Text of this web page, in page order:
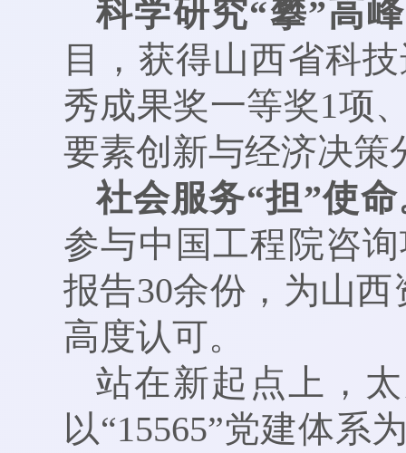
科学研究“攀”高
目，获得山西省科
秀成果奖一等奖1项
要素创新与经济决策
社会服务“担”使
参与中国工程院咨
报告30余份，为山
高度认可。
站在新起点上，
以“15565”党建体系